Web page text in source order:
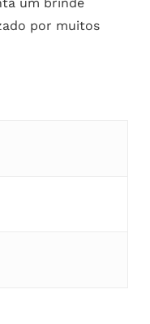
um brinde
por muitos